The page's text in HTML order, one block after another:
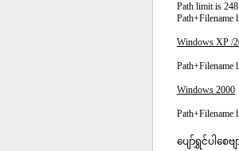
Path limit is 248
Path+Filename
Windows XP /
Path+Filename
Windows 2000
Path+Filename
ပျော်ရွှင်ပါစေဗျ